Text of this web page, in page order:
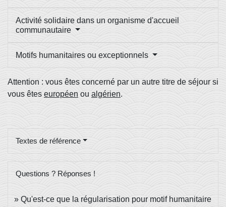
Activité solidaire dans un organisme d'accueil
communautaire
Motifs humanitaires ou exceptionnels
Attention : vous êtes concerné par un autre titre de séjour si
vous êtes européen ou algérien.
Textes de référence
Questions ? Réponses !
Qu'est-ce que la régularisation pour motif humanitaire